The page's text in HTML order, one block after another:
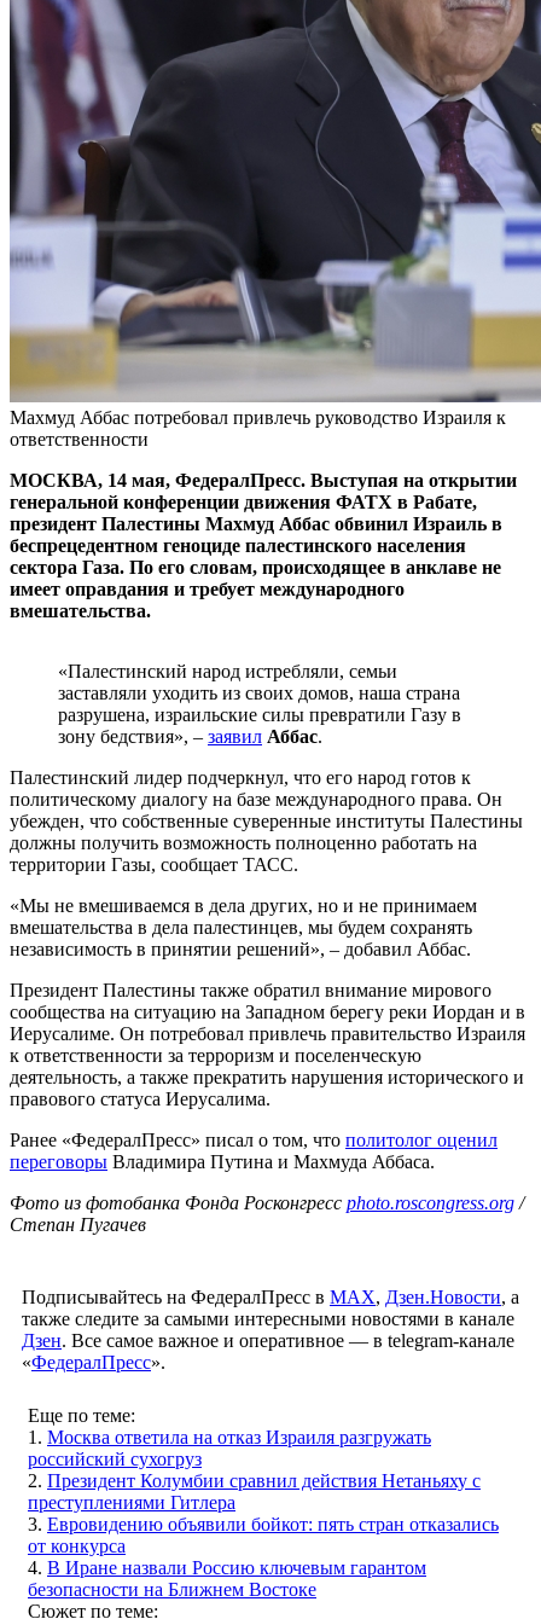
Махмуд Аббас потребовал привлечь руководство Израиля к
ответственности
МОСКВА, 14 мая, ФедералПресс. Выступая на открытии
генеральной конференции движения ФАТХ в Рабате,
президент Палестины Махмуд Аббас обвинил Израиль в
беспрецедентном геноциде палестинского населения
сектора Газа. По его словам, происходящее в анклаве не
имеет оправдания и требует международного
вмешательства.
«Палестинский народ истребляли, семьи
заставляли уходить из своих домов, наша страна
разрушена, израильские силы превратили Газу в
зону бедствия», – заявил Аббас.
Палестинский лидер подчеркнул, что его народ готов к
политическому диалогу на базе международного права. Он
убежден, что собственные суверенные институты Палестины
должны получить возможность полноценно работать на
территории Газы, сообщает ТАСС.
«Мы не вмешиваемся в дела других, но и не принимаем
вмешательства в дела палестинцев, мы будем сохранять
независимость в принятии решений», – добавил Аббас.
Президент Палестины также обратил внимание мирового
сообщества на ситуацию на Западном берегу реки Иордан и в
Иерусалиме. Он потребовал привлечь правительство Израиля
к ответственности за терроризм и поселенческую
деятельность, а также прекратить нарушения исторического и
правового статуса Иерусалима.
Ранее «ФедералПресс» писал о том, что политолог оценил
переговоры Владимира Путина и Махмуда Аббаса.
Фото из фотобанка Фонда Росконгресс photo.roscongress.org /
Степан Пугачев
Подписывайтесь на ФедералПресс в МАХ, Дзен.Новости, а
также следите за самыми интересными новостями в канале
Дзен. Все самое важное и оперативное — в telegram-канале
«ФедералПресс».
Еще по теме:
1. Москва ответила на отказ Израиля разгружать
российский сухогруз
2. Президент Колумбии сравнил действия Нетаньяху с
преступлениями Гитлера
3. Евровидению объявили бойкот: пять стран отказались
от конкурса
4. В Иране назвали Россию ключевым гарантом
безопасности на Ближнем Востоке
Сюжет по теме: